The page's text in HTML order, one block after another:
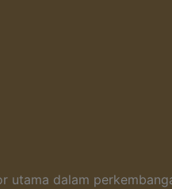
utama dalam